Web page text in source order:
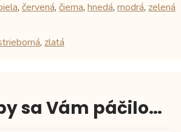
, červená, čierna, hnedá, modrá, zelená
, zlatá
sa Vám páčilo…